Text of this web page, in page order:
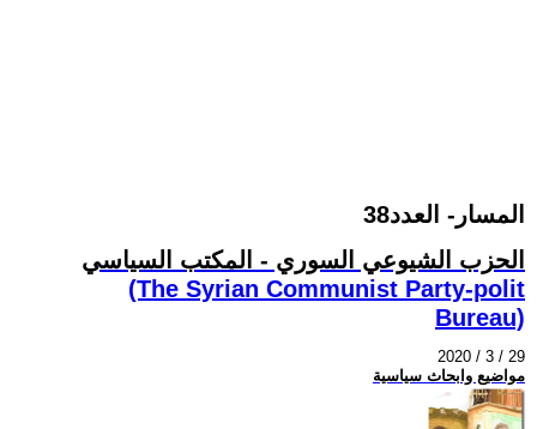
38المسار- العدد
الحزب الشيوعي السوري - المكتب السياسي
(The Syrian Communist Party-polit
Bureau)
2020 / 3 / 29
مواضيع وابحاث سياسية